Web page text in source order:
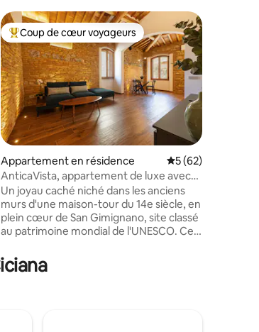
sur 5
sur la base de 39 commentaires : 4,97 sur 5
Coups de cœur voyageurs les plus appréciés
Coup de cœur voyageurs
Appartement en résidence Évaluation
5 (62)
AnticaVista, appartement de luxe avec
vue sur la tour
Un joyau caché niché dans les anciens
murs d'une maison-tour du 14e siècle, en
plein cœur de San Gimignano, site classé
au patrimoine mondial de l'UNESCO. Cet
lieu où l'histoire rencontre l'élégance
contemporaine. Regardez par la fenêtre